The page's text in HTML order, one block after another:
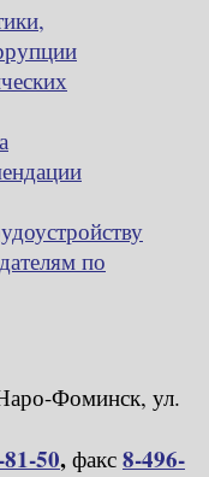
по
Фоминск, ул.
50, факс 8-496-